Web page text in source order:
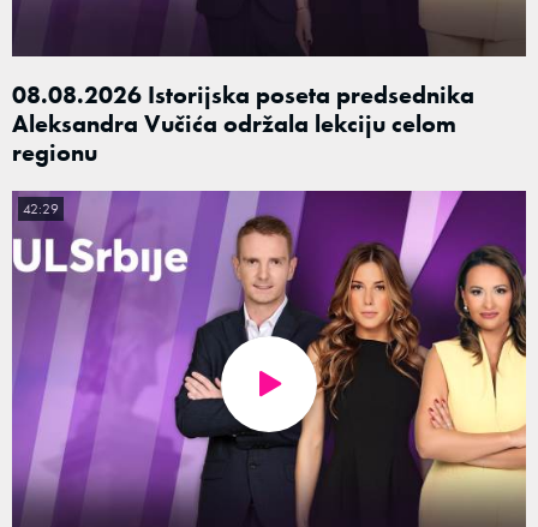
08.08.2026 Istorijska poseta predsednika
Aleksandra Vučića održala lekciju celom
regionu
42:29